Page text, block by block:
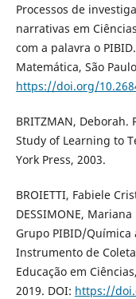
Processos de
narrativas em
com a palavra o
Matemática, São
https://doi.org/
BRITZMAN, Deborah.
Study of Learning to
York Press, 2003.
BROIETTI, Fabiele
DESSIMONE,
Grupo PIBID/
Instrumento de
Educação em
2019. DOI: https://